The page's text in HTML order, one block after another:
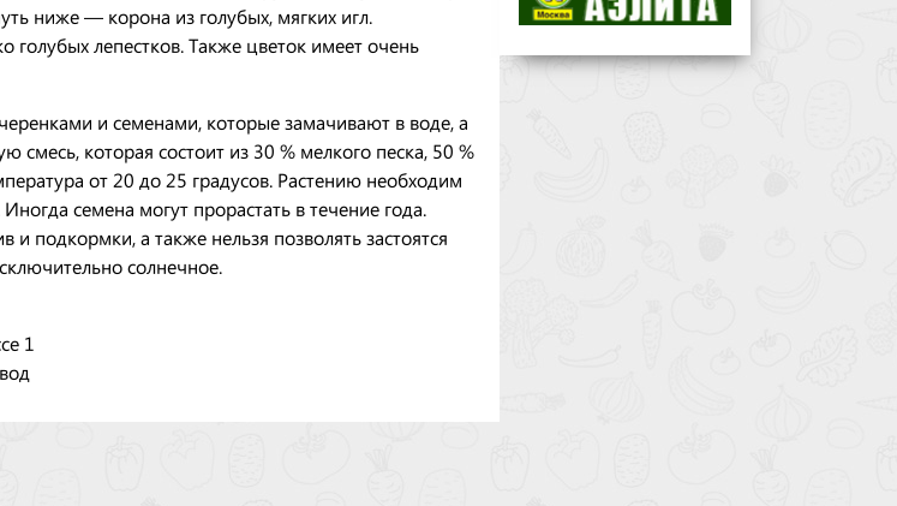
ниже — корона из голубых, мягких игл.
голубых лепестков. Также цветок имеет очень
и семенами, которые замачивают в воде, а
смесь, которая состоит из 30 % мелкого песка, 50 %
от 20 до 25 градусов. Растению необходим
семена могут прорастать в течение года.
и подкормки, а также нельзя позволять застоятся
солнечное.
1